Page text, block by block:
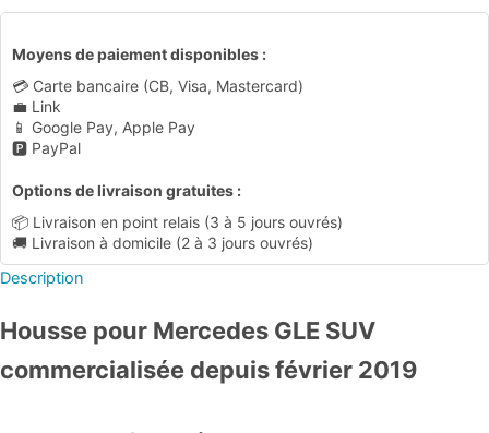
Moyens de paiement disponibles :
💳 Carte bancaire (CB, Visa, Mastercard)
💼 Link
📱 Google Pay, Apple Pay
🅿️ PayPal
Options de livraison gratuites :
📦 Livraison en point relais (3 à 5 jours ouvrés)
🚚 Livraison à domicile (2 à 3 jours ouvrés)
Description
Housse pour Mercedes GLE SUV
commercialisée depuis février 2019